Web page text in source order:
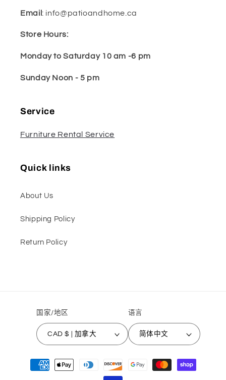
Email: info@patioandhome.ca
Store Hours:
Monday to Saturday 10 am -6 pm
Sunday Noon - 5 pm
Service
Furniture Rental Service
Quick links
About Us
Shipping Policy
Return Policy
国家/地区
CAD $ | 加拿大
语言
简体中文